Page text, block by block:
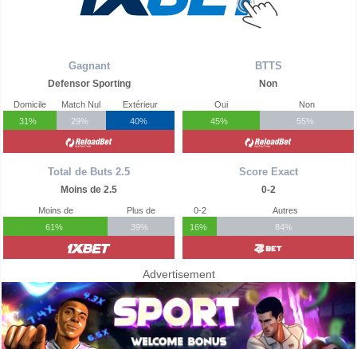
Gagnant
Defensor Sporting
Domicile
31%
Match Nul
29%
Extérieur
40%
Total de Buts 2.5
Moins de 2.5
Moins de
61%
Plus de
39%
BTTS
Non
Oui
45%
Non
55%
Score Exact
0-2
0-2
16%
Autres
84%
Advertisement